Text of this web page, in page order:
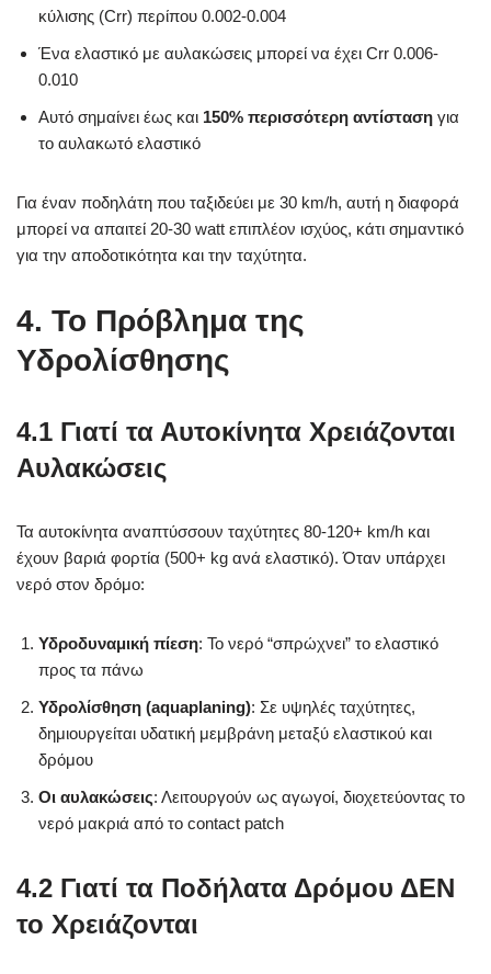
κύλισης (Crr) περίπου 0.002-0.004
Ένα ελαστικό με αυλακώσεις μπορεί να έχει Crr 0.006-
0.010
Αυτό σημαίνει έως και 150% περισσότερη αντίσταση για
το αυλακωτό ελαστικό
Για έναν ποδηλάτη που ταξιδεύει με 30 km/h, αυτή η διαφορά
μπορεί να απαιτεί 20-30 watt επιπλέον ισχύος, κάτι σημαντικό
για την αποδοτικότητα και την ταχύτητα.
4. Το Πρόβλημα της
Υδρολίσθησης
4.1 Γιατί τα Αυτοκίνητα Χρειάζονται
Αυλακώσεις
Τα αυτοκίνητα αναπτύσσουν ταχύτητες 80-120+ km/h και
έχουν βαριά φορτία (500+ kg ανά ελαστικό). Όταν υπάρχει
νερό στον δρόμο:
Υδροδυναμική πίεση: Το νερό “σπρώχνει” το ελαστικό
προς τα πάνω
Υδρολίσθηση (aquaplaning): Σε υψηλές ταχύτητες,
δημιουργείται υδατική μεμβράνη μεταξύ ελαστικού και
δρόμου
Οι αυλακώσεις: Λειτουργούν ως αγωγοί, διοχετεύοντας το
νερό μακριά από το contact patch
4.2 Γιατί τα Ποδήλατα Δρόμου ΔΕΝ
το Χρειάζονται